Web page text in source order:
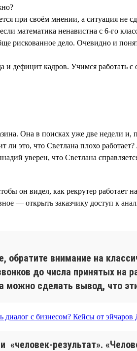
при своём мнении, а ситуация не
математика ненавистна с 6-го
рискованное дело. Очевидно и
дефицит кадров. Учимся работать
Она в поисках уже две недели
ли это, что Светлана плохо
уверен, что Светлана
он видел, как рекрутер работает
— открыть заказчику доступ к
обратите внимание на
до числа принятых на
сделать вывод, что
«человек-результат».